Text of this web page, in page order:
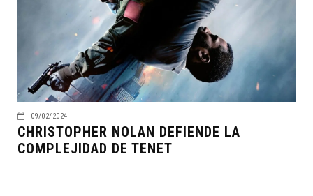
09/02/2024
CHRISTOPHER NOLAN DEFIENDE LA
COMPLEJIDAD DE TENET